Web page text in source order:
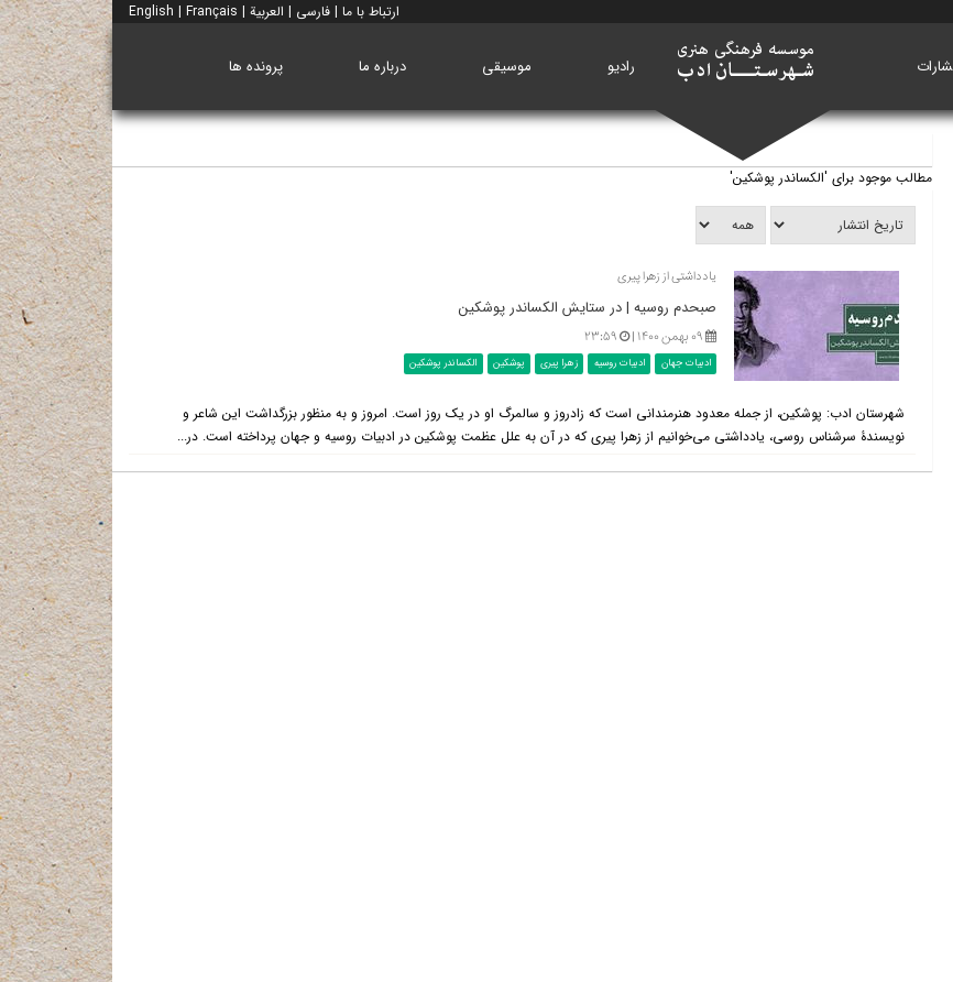
ارتباط با ما | فارسی | العربية |
English | Français
خانه رادیو موسیقی درباره ما پرونده ها
مطالب موجود برای 'الکساندر پوشکین'
یادداشتی از زهرا پیری
صبحدم روسیه | در ستایش الکساندر پوشکین
۰۹ بهمن ۱۴۰۰ | ۲۳:۵۹
ادبیات جهان ادبیات روسیه زهرا پیری پوشکین الکساندر پوشکین
شهرستان ادب: پوشکین، از جمله معدود هنرمندانی است که زادروز و سالمرگ او در یک روز است. امروز و به منظور بزرگداشت این شاعر و
نویسندۀ سرشناس روسی، یادداشتی می‌خوانیم از زهرا پیری که در آن به علل عظمت پوشکین در ادبیات روسیه و جهان پرداخته است. در...